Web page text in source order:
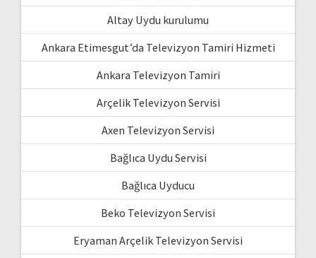
Altay Uydu kurulumu
Ankara Etimesgut’da Televizyon Tamiri Hizmeti
Ankara Televizyon Tamiri
Arçelik Televizyon Servisi
Axen Televizyon Servisi
Bağlıca Uydu Servisi
Bağlıca Uyducu
Beko Televizyon Servisi
Eryaman Arçelik Televizyon Servisi